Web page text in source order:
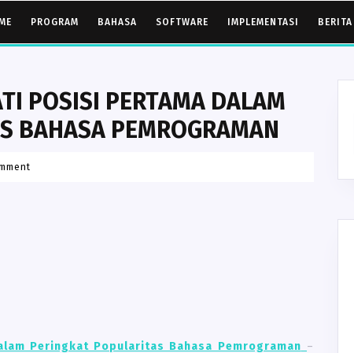
PROGRAM BAHASA SOFTWARE IMPLEMENTASI BERITA
POSISI PERTAMA DALAM
BAHASA PEMROGRAMAN
Peringkat Popularitas Bahasa Pemrograman –